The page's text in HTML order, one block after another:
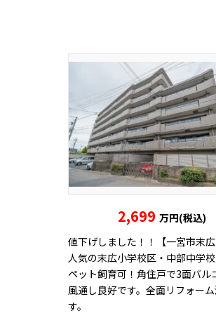
2,699 万円(税込)
値下げしました！！【一宮市末広
人気の末広小学校区・中部中学校
ペット飼育可！角住戸で3面バル
風通し良好です。全面リフォー
す。